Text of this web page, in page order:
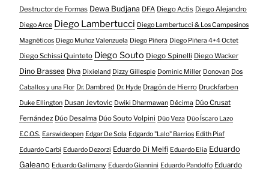
Destructor de Formas Dewa Budjana DFA Diego Actis Diego Alejandro
Diego Arce Diego Lambertucci Diego Lambertucci & Los Campesinos
Magnéticos Diego Muñoz Valenzuela Diego Piñera Diego Piñera 4+4 Octet
Diego Schissi Quinteto Diego Souto Diego Spinelli Diego Wacker
Dino Brassea Diva Dixieland Dizzy Gillespie Dominic Miller Donovan Dos
Caballos y una Flor Dr. Dambred Dr. Hyde Dragón de Hierro Druckfarben
Duke Ellington Dusan Jevtovic Dwiki Dharmawan Décima Dúo Crusat
Fernández Dúo Desalma Dúo Souto Volpini Dúo Veza Dúo Íscaro Lazo
E.C.O.S. Earswideopen Edgar De Sola Edgardo "Lalo" Barrios Edith Piaf
Eduardo Carbi Eduardo Dezorzi Eduardo Di Melfi Eduardo Elia Eduardo
Galeano Eduardo Galimany Eduardo Giannini Eduardo Pandolfo Eduardo